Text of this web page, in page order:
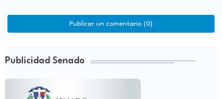
Publicar un comentario (0)
Publicidad Senado